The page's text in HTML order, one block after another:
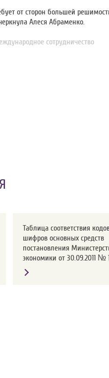
от сторон большей
Алеся Абраменко.
сотрудничество
Таблица соответствия
шифров основных средств
постановления
экономики от 30.09.2011 №